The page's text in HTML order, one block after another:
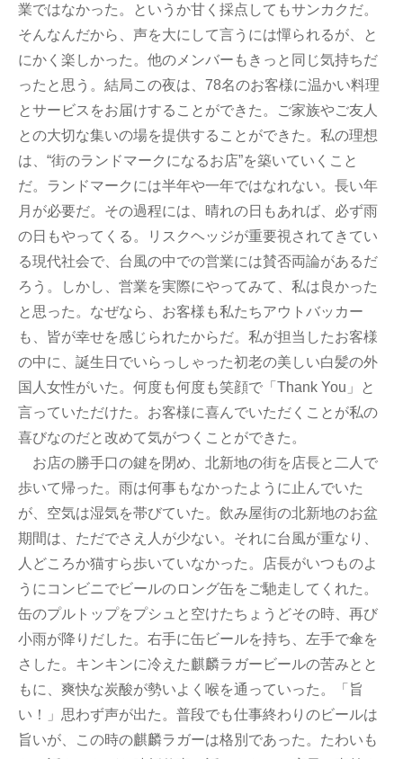
業ではなかった。というか甘く採点してもサンカクだ。
そんなんだから、声を大にして言うには憚られるが、と
にかく楽しかった。他のメンバーもきっと同じ気持ちだ
ったと思う。結局この夜は、78名のお客様に温かい料理
とサービスをお届けすることができた。ご家族やご友人
との大切な集いの場を提供することができた。私の理想
は、“街のランドマークになるお店”を築いていくこと
だ。ランドマークには半年や一年ではなれない。長い年
月が必要だ。その過程には、晴れの日もあれば、必ず雨
の日もやってくる。リスクヘッジが重要視されてきてい
る現代社会で、台風の中での営業には賛否両論があるだ
ろう。しかし、営業を実際にやってみて、私は良かった
と思った。なぜなら、お客様も私たちアウトバッカー
も、皆が幸せを感じられたからだ。私が担当したお客様
の中に、誕生日でいらっしゃった初老の美しい白髪の外
国人女性がいた。何度も何度も笑顔で「Thank You」と
言っていただけた。お客様に喜んでいただくことが私の
喜びなのだと改めて気がつくことができた。
お店の勝手口の鍵を閉め、北新地の街を店長と二人で
歩いて帰った。雨は何事もなかったように止んでいた
が、空気は湿気を帯びていた。飲み屋街の北新地のお盆
期間は、ただでさえ人が少ない。それに台風が重なり、
人どころか猫すら歩いていなかった。店長がいつものよ
うにコンビニでビールのロング缶をご馳走してくれた。
缶のプルトップをプシュと空けたちょうどその時、再び
小雨が降りだした。右手に缶ビールを持ち、左手で傘を
さした。キンキンに冷えた麒麟ラガービールの苦みとと
もに、爽快な炭酸が勢いよく喉を通っていった。「旨
い！」思わず声が出た。普段でも仕事終わりのビールは
旨いが、この時の麒麟ラガーは格別であった。たわいも